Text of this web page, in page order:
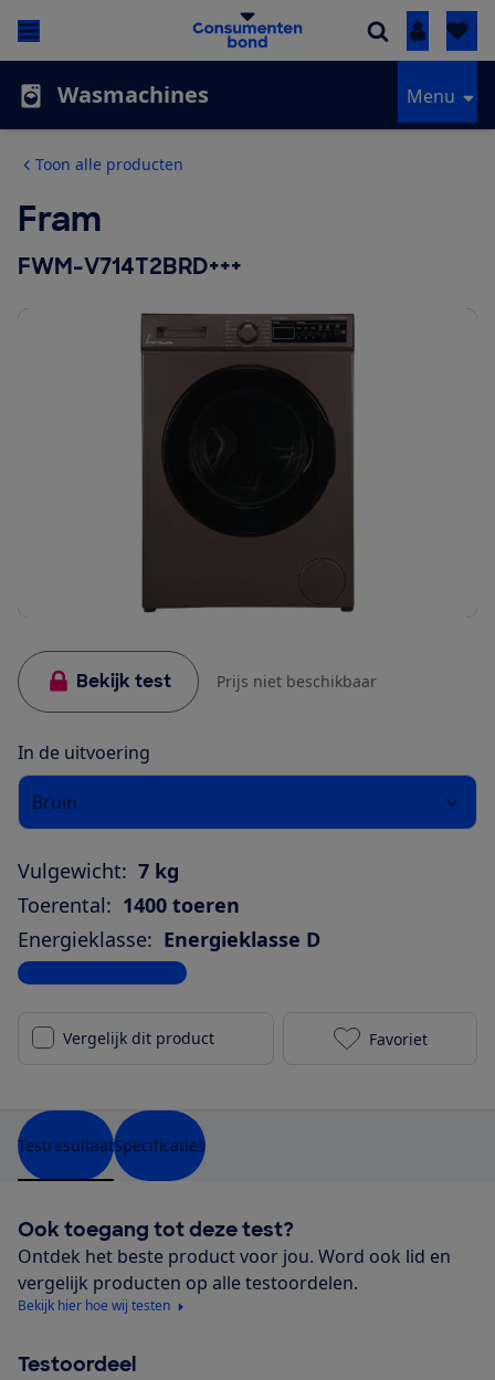
Inloggen
Wasmachines Menu
Toon alle producten
Fram
FWM-V714T2BRD+++
Bekijk test Prijs niet beschikbaar
In de uitvoering
Bruin
Vulgewicht: 7 kg
Toerental: 1400 toeren
Energieklasse: Energieklasse D
Bekijk alle specificaties
Vergelijk dit product Fram FWM-
Favoriet
TestresultaatSpecificaties
Ook toegang tot deze test?
Ontdek het beste product voor jou. Word ook lid en
vergelijk producten op alle testoordelen.
Bekijk hier hoe wij testen
Testoordeel